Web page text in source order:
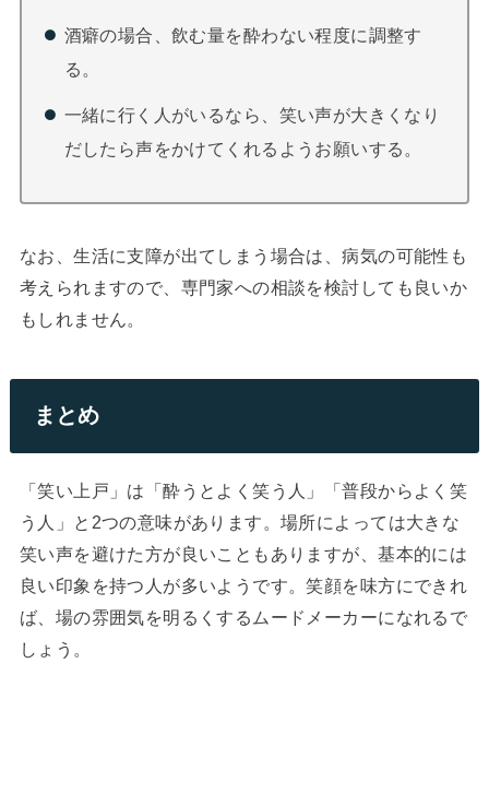
酒癖の場合、飲む量を酔わない程度に調整す
る。
一緒に行く人がいるなら、笑い声が大きくなり
だしたら声をかけてくれるようお願いする。
なお、生活に支障が出てしまう場合は、病気の可能性も
考えられますので、専門家への相談を検討しても良いか
もしれません。
まとめ
「笑い上戸」は「酔うとよく笑う人」「普段からよく笑
う人」と2つの意味があります。場所によっては大きな
笑い声を避けた方が良いこともありますが、基本的には
良い印象を持つ人が多いようです。笑顔を味方にできれ
ば、場の雰囲気を明るくするムードメーカーになれるで
しょう。